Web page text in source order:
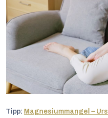
Tipp: Magnesiummangel –